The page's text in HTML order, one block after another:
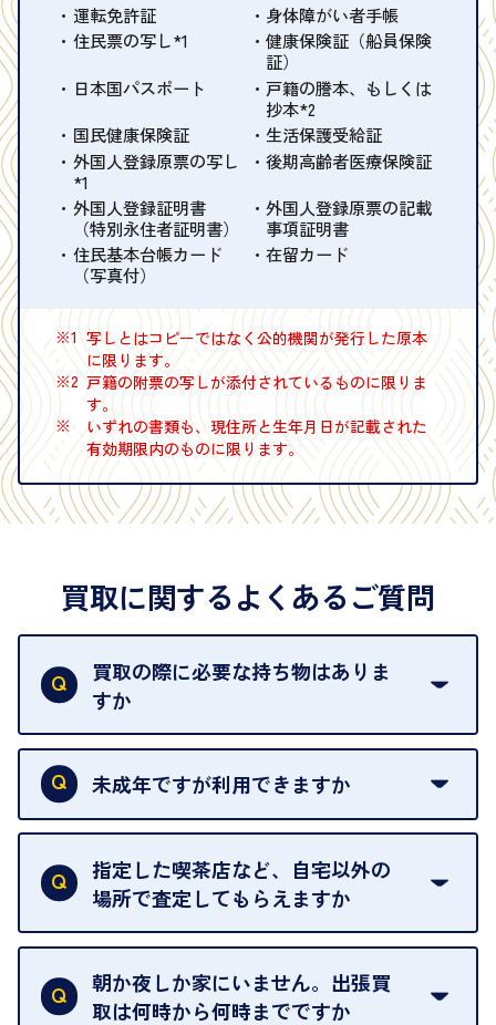
運転免許証
身体障がい者手帳
住民票の写し*1
健康保険証（船員保険
証）
日本国パスポート
戸籍の謄本、もしくは
抄本*2
国民健康保険証
生活保護受給証
外国人登録原票の写し
*1
後期高齢者医療保険証
外国人登録証明書
（特別永住者証明書）
外国人登録原票の記載
事項証明書
住民基本台帳カード
（写真付）
在留カード
※1 写しとはコピーではなく公的機関が発行した原本
に限ります。
※2 戸籍の附票の写しが添付されているものに限りま
す。
※
いずれの書類も、現住所と生年月日が記載された
有効期限内のものに限ります。
買取に関するよくあるご質問
買取の際に必要な持ち物はありま
すか
本人確認書類をご用意ください。ご利用になれる書
類はこちらをご確認ください。
未成年ですが利用できますか
18歳未満の方は、保護者の同意があってもご利用い
ただけません。
指定した喫茶店など、自宅以外の
場所で査定してもらえますか
ご自宅以外での査定はお引き受けできません。ご指
定のお店や、ほかのお客様への迷惑となることが考
えられるためです。
朝か夜しか家にいません。出張買
取は何時から何時までですか